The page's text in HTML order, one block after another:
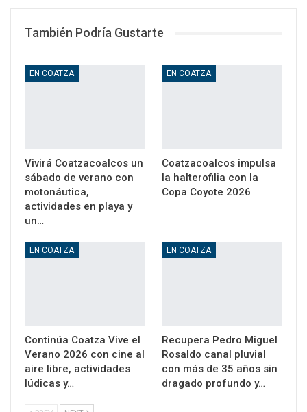
También Podría Gustarte
EN COATZA
Vivirá Coatzacoalcos un
sábado de verano con
motonáutica,
actividades en playa y
un…
EN COATZA
Coatzacoalcos impulsa
la halterofilia con la
Copa Coyote 2026
EN COATZA
Continúa Coatza Vive el
Verano 2026 con cine al
aire libre, actividades
lúdicas y…
EN COATZA
Recupera Pedro Miguel
Rosaldo canal pluvial
con más de 35 años sin
dragado profundo y…